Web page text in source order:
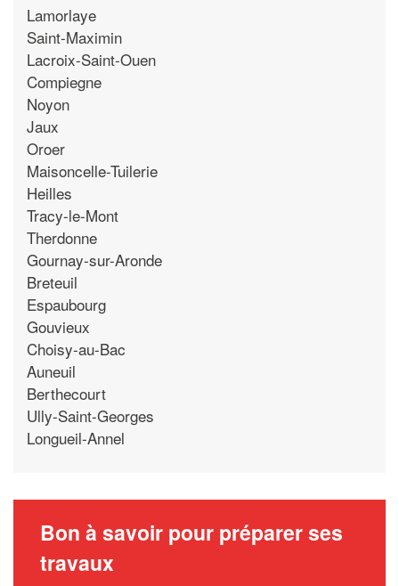
Lamorlaye
Saint-Maximin
Lacroix-Saint-Ouen
Compiegne
Noyon
Jaux
Oroer
Maisoncelle-Tuilerie
Heilles
Tracy-le-Mont
Therdonne
Gournay-sur-Aronde
Breteuil
Espaubourg
Gouvieux
Choisy-au-Bac
Auneuil
Berthecourt
Ully-Saint-Georges
Longueil-Annel
Bon à savoir pour préparer ses
travaux